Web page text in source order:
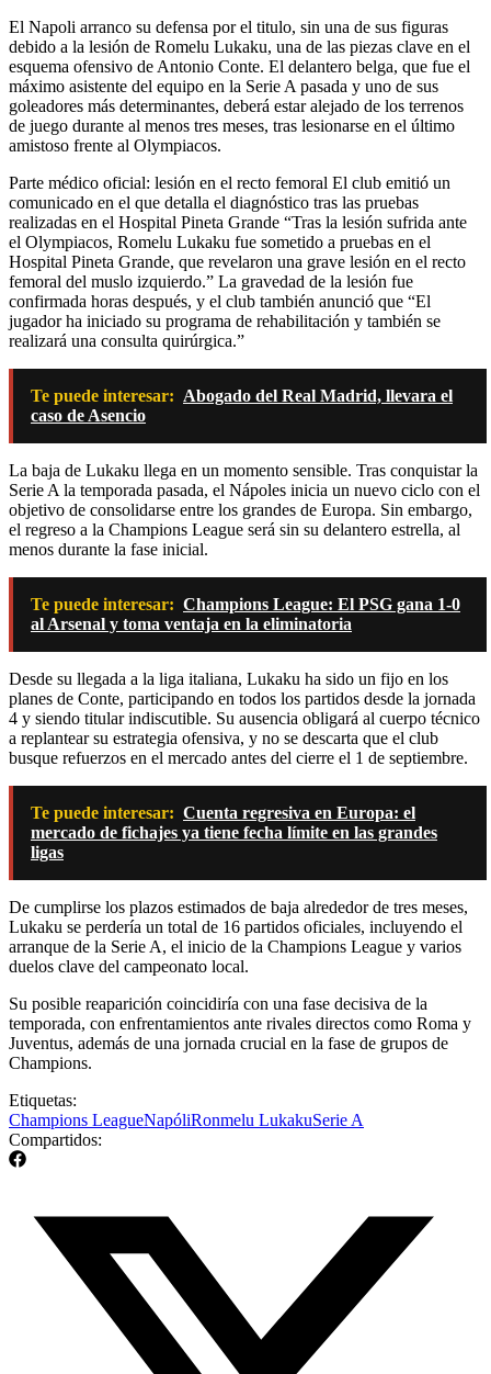
El Napoli arranco su defensa por el titulo, sin una de sus figuras
debido a la lesión de Romelu Lukaku, una de las piezas clave en el
esquema ofensivo de Antonio Conte. El delantero belga, que fue el
máximo asistente del equipo en la Serie A pasada y uno de sus
goleadores más determinantes, deberá estar alejado de los terrenos
de juego durante al menos tres meses, tras lesionarse en el último
amistoso frente al Olympiacos.
Parte médico oficial: lesión en el recto femoral El club emitió un
comunicado en el que detalla el diagnóstico tras las pruebas
realizadas en el Hospital Pineta Grande “Tras la lesión sufrida ante
el Olympiacos, Romelu Lukaku fue sometido a pruebas en el
Hospital Pineta Grande, que revelaron una grave lesión en el recto
femoral del muslo izquierdo.” La gravedad de la lesión fue
confirmada horas después, y el club también anunció que “El
jugador ha iniciado su programa de rehabilitación y también se
realizará una consulta quirúrgica.”
Te puede interesar: Abogado del Real Madrid, llevara el
caso de Asencio
La baja de Lukaku llega en un momento sensible. Tras conquistar la
Serie A la temporada pasada, el Nápoles inicia un nuevo ciclo con el
objetivo de consolidarse entre los grandes de Europa. Sin embargo,
el regreso a la Champions League será sin su delantero estrella, al
menos durante la fase inicial.
Te puede interesar: Champions League: El PSG gana 1-0
al Arsenal y toma ventaja en la eliminatoria
Desde su llegada a la liga italiana, Lukaku ha sido un fijo en los
planes de Conte, participando en todos los partidos desde la jornada
4 y siendo titular indiscutible. Su ausencia obligará al cuerpo técnico
a replantear su estrategia ofensiva, y no se descarta que el club
busque refuerzos en el mercado antes del cierre el 1 de septiembre.
Te puede interesar: Cuenta regresiva en Europa: el
mercado de fichajes ya tiene fecha límite en las grandes
ligas
De cumplirse los plazos estimados de baja alrededor de tres meses,
Lukaku se perdería un total de 16 partidos oficiales, incluyendo el
arranque de la Serie A, el inicio de la Champions League y varios
duelos clave del campeonato local.
Su posible reaparición coincidiría con una fase decisiva de la
temporada, con enfrentamientos ante rivales directos como Roma y
Juventus, además de una jornada crucial en la fase de grupos de
Champions.
Etiquetas:
Champions LeagueNapóliRonmelu LukakuSerie A
Compartidos: